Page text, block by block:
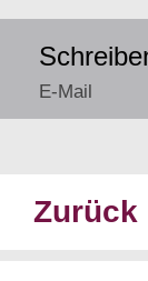
E-Mail
Zurück